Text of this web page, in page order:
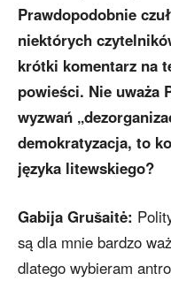
Prawdopodobnie
niektórych
krótki komentarz na
powieści. Nie uważa
wyzwań
demokratyzacja, to
języka litewskiego?
Gabija Grušaitė:
są dla mnie bardzo
dlatego wybieram